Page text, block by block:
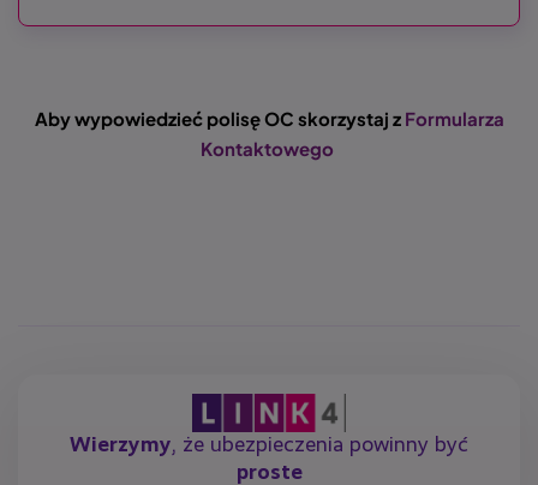
Aby wypowiedzieć polisę OC skorzystaj z Formularza
Kontaktowego
Wierzymy, że ubezpieczenia powinny być
proste